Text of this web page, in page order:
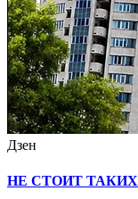
Дзен
НЕ СТОИТ ТАКИХ